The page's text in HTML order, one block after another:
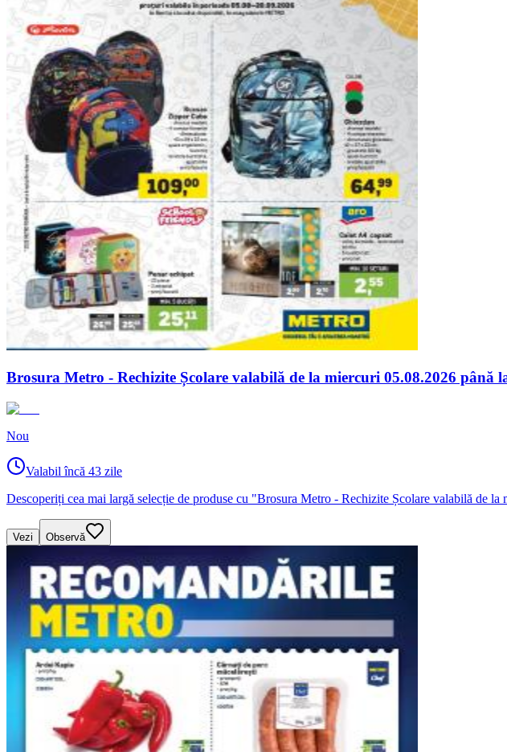
Brosura Metro - Rechizite Școlare valabilă de la miercuri 05.08.2026 până
Nou
Valabil încă 43 zile
Descoperiți cea mai largă selecție de produse cu "Brosura Metro - Rechizite Școlare valabilă de
Vezi Observă